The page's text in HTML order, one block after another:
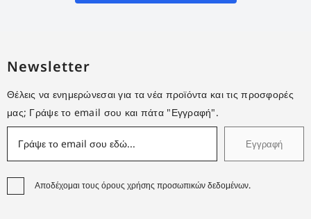
Newsletter
Θέλεις να ενημερώνεσαι για τα νέα προϊόντα και τις προσφορές
μας; Γράψε το email σου και πάτα "Εγγραφή".
Εγγραφή
Αποδέχομαι τους όρους χρήσης προσωπικών δεδομένων.